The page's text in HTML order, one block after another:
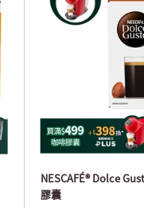
NESCAFÉ® Dolce
膠囊